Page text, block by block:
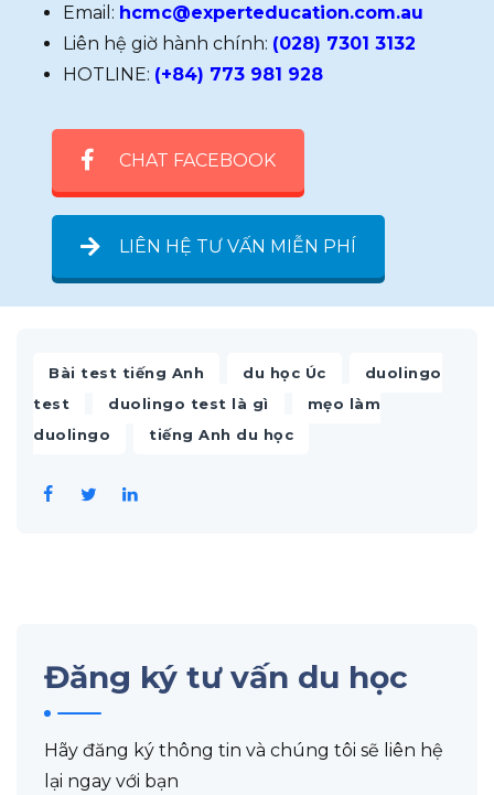
Email: hcmc@experteducation.com.au
Liên hệ giờ hành chính: (028) 7301 3132
HOTLINE: (+84) 773 981 928
CHAT FACEBOOK
LIÊN HỆ TƯ VẤN MIỄN PHÍ
Bài test tiếng Anh du học Úc
duolingo
test
duolingo test là gì
mẹo làm
duolingo
tiếng Anh du học
Đăng ký tư vấn du học
Hãy đăng ký thông tin và chúng tôi sẽ liên hệ
lại ngay với bạn